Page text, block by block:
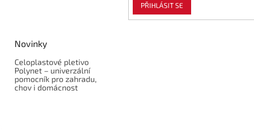
PŘIHLÁSIT SE
Novinky
Celoplastové pletivo
Polynet – univerzální
pomocník pro zahradu,
chov i domácnost